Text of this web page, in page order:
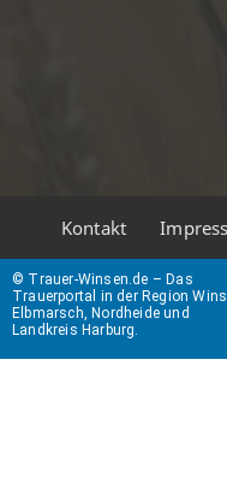
Kontakt
© Trauer-Winsen.de – Das
Trauerportal in der Region
Elbmarsch, Nordheide und
Landkreis Harburg.